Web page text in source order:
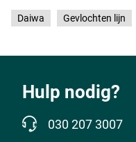
Daiwa Gevlochten lijn
Hulp nodig?
030 207 3007